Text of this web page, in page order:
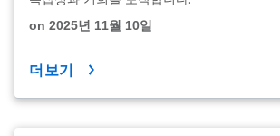
on 2025년 11월 10일
더보기